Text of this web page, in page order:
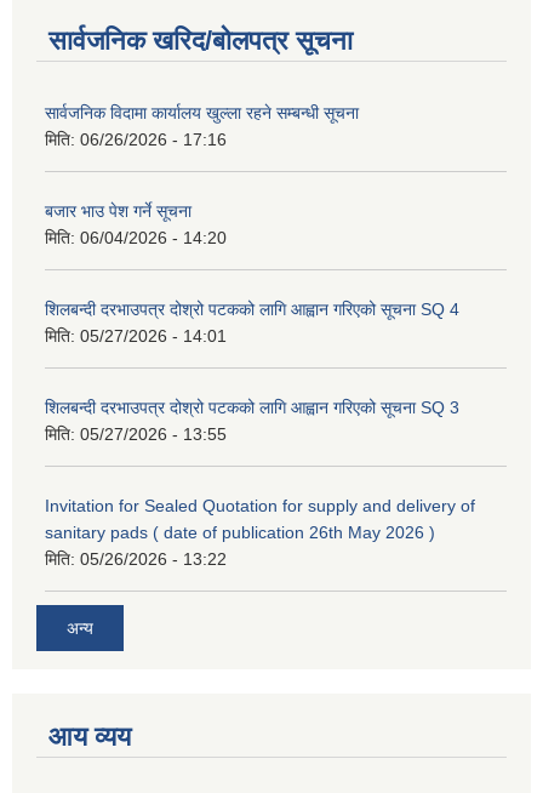
सार्वजनिक खरिद/बोलपत्र सूचना
सार्वजनिक विदामा कार्यालय खुल्ला रहने सम्बन्धी सूचना
मिति: 06/26/2026 - 17:16
बजार भाउ पेश गर्ने सूचना
मिति: 06/04/2026 - 14:20
शिलबन्दी दरभाउपत्र दोश्रो पटकको लागि आह्वान गरिएको सूचना SQ 4
मिति: 05/27/2026 - 14:01
शिलबन्दी दरभाउपत्र दोश्रो पटकको लागि आह्वान गरिएको सूचना SQ 3
मिति: 05/27/2026 - 13:55
Invitation for Sealed Quotation for supply and delivery of
sanitary pads ( date of publication 26th May 2026 )
मिति: 05/26/2026 - 13:22
अन्य
आय व्यय